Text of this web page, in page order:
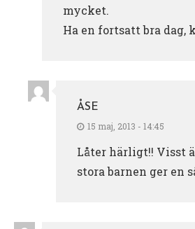
mycket.
Ha en fortsatt bra dag,
ÅSE
15 maj, 2013 - 14:45
Låter härligt!! Visst
stora barnen ger en